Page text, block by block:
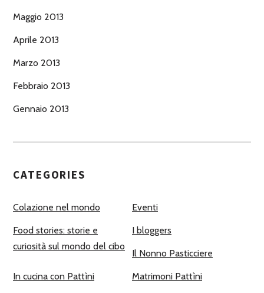
Maggio 2013
Aprile 2013
Marzo 2013
Febbraio 2013
Gennaio 2013
CATEGORIES
Colazione nel mondo Eventi
Food stories: storie e
curiosità sul mondo del cibo
I bloggers
Il Nonno Pasticciere
In cucina con Pattìni Matrimoni Pattìni